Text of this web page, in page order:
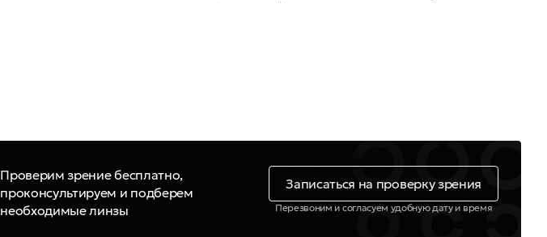
Проверим зрение бесплатно,
проконсультируем и подберем
необходимые линзы
Записаться на проверку зрения
Перезвоним и согласуем удобную дату и время